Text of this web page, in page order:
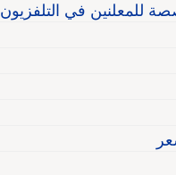
للمعلنين في التلفزيون